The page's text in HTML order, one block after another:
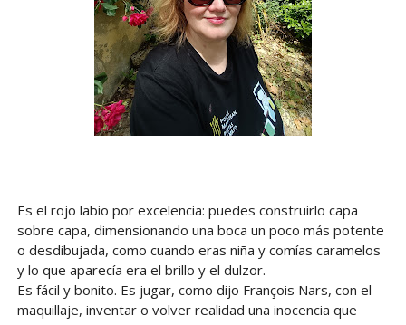
Es el rojo labio por excelencia: puedes construirlo capa
sobre capa, dimensionando una boca un poco más potente
o desdibujada, como cuando eras niña y comías caramelos
y lo que aparecía era el brillo y el dulzor.
Es fácil y bonito. Es jugar, como dijo François Nars, con el
maquillaje, inventar o volver realidad una inocencia que